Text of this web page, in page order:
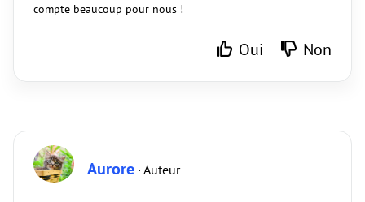
compte beaucoup pour nous !
Oui Non
Aurore · Auteur